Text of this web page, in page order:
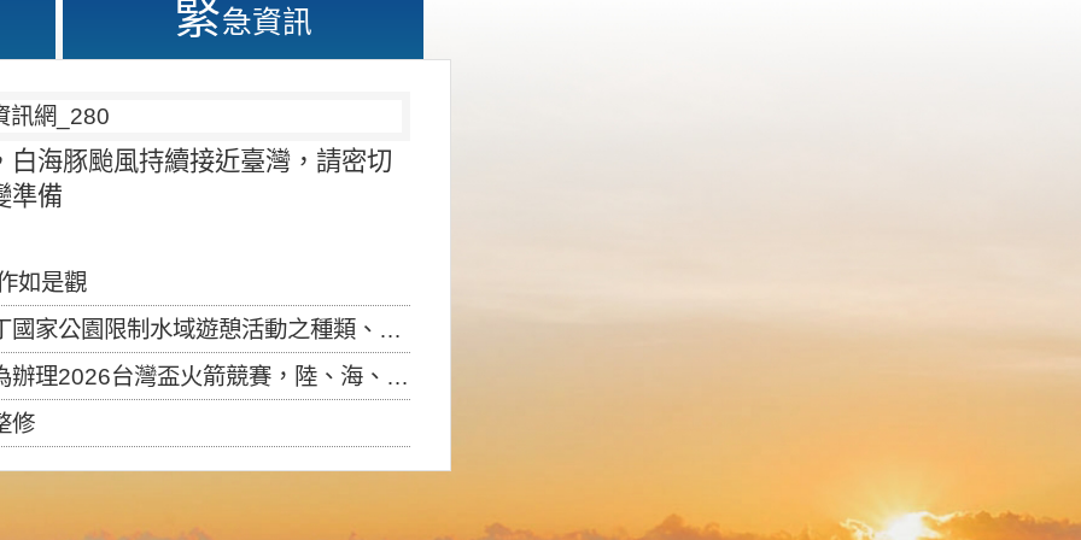
緊急資訊
海豚颱風持續接近臺灣，請密切
準備
如是觀
制水域遊憩活動之種類、範圍、時間及行為」，自即日生效。
盃火箭競賽，陸、海、空域警戒及協調相關事宜，因颱風備案事宜
修